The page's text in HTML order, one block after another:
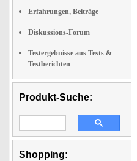
Erfahrungen, Beiträge
Diskussions-Forum
Testergebnisse aus Tests &
Testberichten
Produkt-Suche:
Shopping: